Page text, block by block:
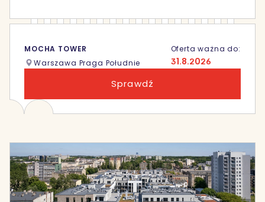
MOCHA TOWER
Warszawa Praga Południe
Oferta ważna do:
31.8.2026
Sprawdź